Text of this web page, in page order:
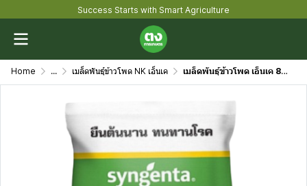
Success Starts with Smart Agriculture
Home ... เมล็ดพันธุ์ข้าวโพด NK เอ็นเค เมล็ดพันธุ์ข้าวโพด เอ็นเค 8216 ขนาด 10 กิโลกรัม